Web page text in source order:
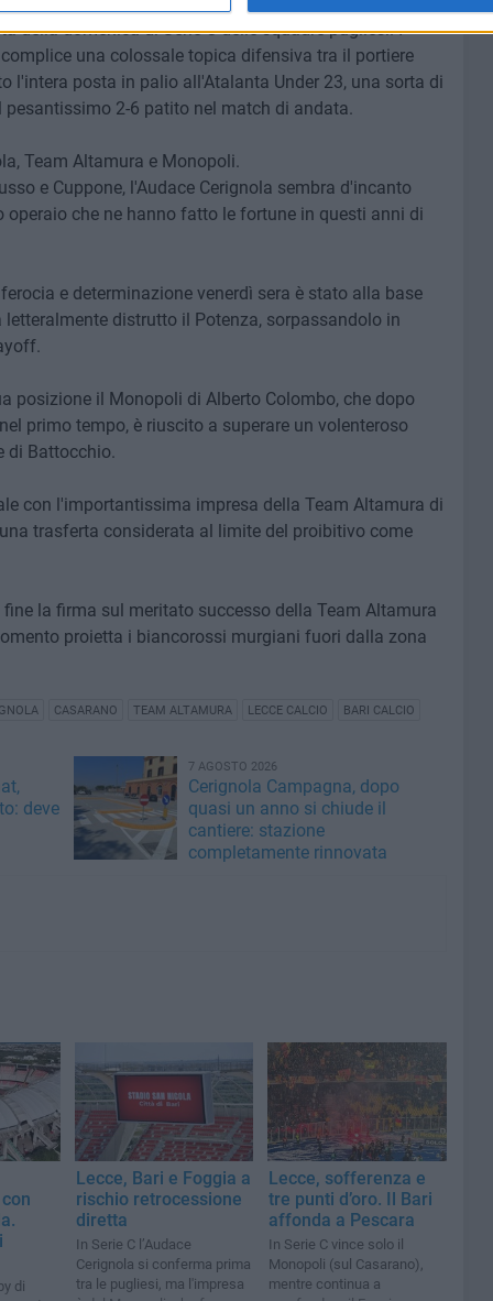
della domenica di Serie C delle squadre pugliesi. I
una colossale topica difensiva tra il portiere
l'intera posta in palio all'Atalanta Under 23, una sorta di
2-6 patito nel match di andata.
Team Altamura e Monopoli.
e Cuppone, l'Audace Cerignola sembra d'incanto
che ne hanno fatto le fortune in questi anni di
e determinazione venerdì sera è stato alla base
distrutto il Potenza, sorpassandolo in
posizione il Monopoli di Alberto Colombo, che dopo
primo tempo, è riuscito a superare un volenteroso
di Battocchio.
con l'importantissima impresa della Team Altamura di
trasferta considerata al limite del proibitivo come
la firma sul meritato successo della Team Altamura
proietta i biancorossi murgiani fuori dalla zona
CASARANO TEAM ALTAMURA LECCE CALCIO BARI CALCIO
deve
7 AGOSTO 2026
Cerignola Campagna, dopo
quasi un anno si chiude il
cantiere: stazione
completamente rinnovata
di
Lecce, Bari e Foggia a
rischio retrocessione
diretta
In Serie C l’Audace
Cerignola si conferma prima
tra le pugliesi, ma l'impresa
Lecce, sofferenza e
tre punti d’oro. Il Bari
affonda a Pescara
In Serie C vince solo il
Monopoli (sul Casarano),
mentre continua a